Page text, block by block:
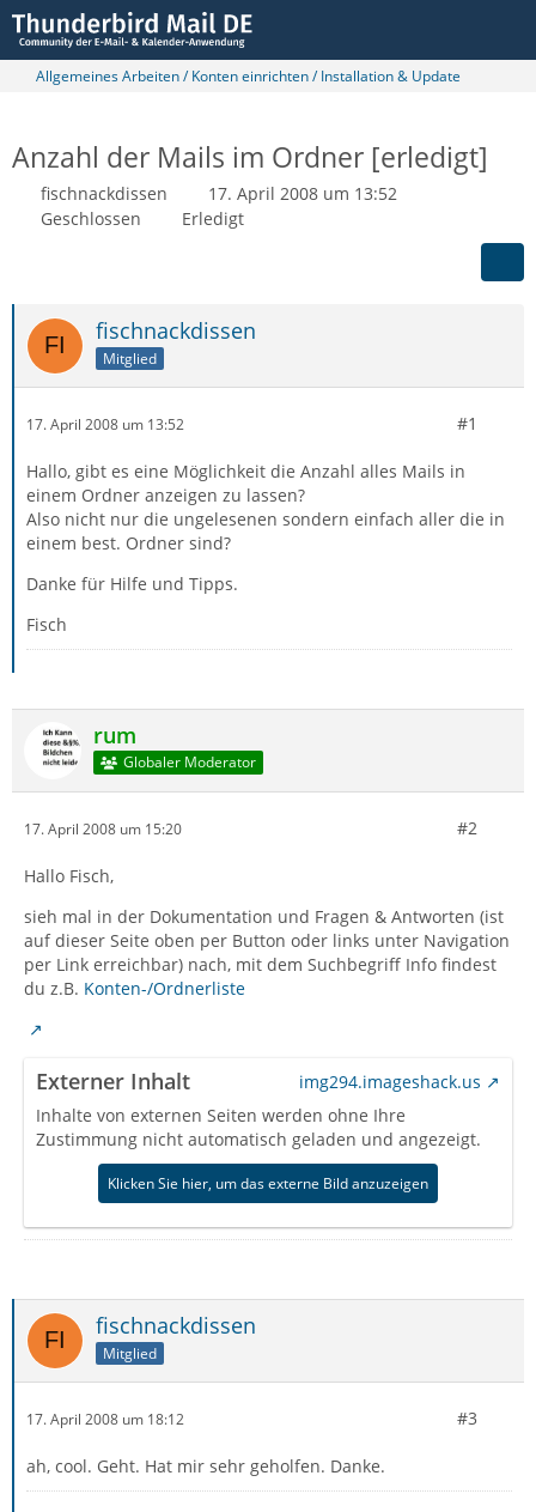
Allgemeines Arbeiten / Konten einrichten / Installation & Update
Anzahl der Mails im Ordner [erledigt]
fischnackdissen
17. April 2008 um 13:52
Geschlossen
Erledigt
fischnackdissen
Mitglied
17. April 2008 um 13:52 #1
Hallo, gibt es eine Möglichkeit die Anzahl alles Mails in
einem Ordner anzeigen zu lassen?
Also nicht nur die ungelesenen sondern einfach aller die in
einem best. Ordner sind?
Danke für Hilfe und Tipps.
Fisch
rum
Globaler Moderator
17. April 2008 um 15:20 #2
Hallo Fisch,
sieh mal in der Dokumentation und Fragen & Antworten (ist
auf dieser Seite oben per Button oder links unter Navigation
per Link erreichbar) nach, mit dem Suchbegriff Info findest
du z.B. Konten-/Ordnerliste
Externer Inhalt
img294.imageshack.us
Inhalte von externen Seiten werden ohne Ihre
Zustimmung nicht automatisch geladen und angezeigt.
Klicken Sie hier, um das externe Bild anzuzeigen
fischnackdissen
Mitglied
17. April 2008 um 18:12 #3
ah, cool. Geht. Hat mir sehr geholfen. Danke.